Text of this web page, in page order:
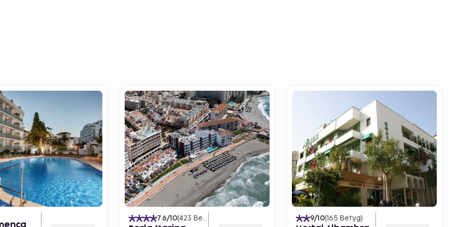
kan du boka en
lockar besökare året
medan höst och vår
Vintern är lugnare
folkmassor.
bekvämligheter på ett
efter en
fylld med upplevelser,
7.6/10(423 Betyg 9/10(165 Betyg)